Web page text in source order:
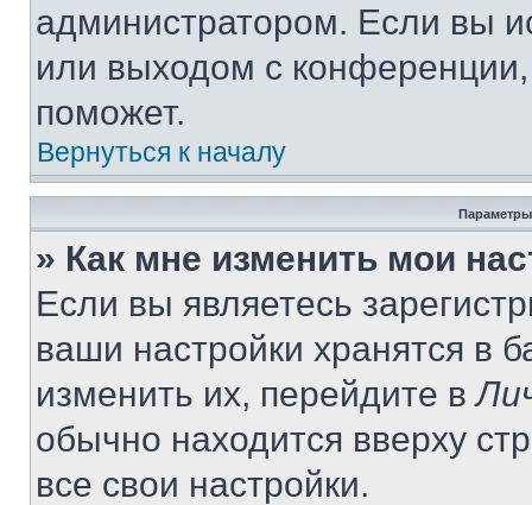
администратором. Если вы
или выходом с
поможет.
Вернуться к началу
Параметры
» Как мне изменить мои
Если вы являетесь
ваши настройки хранятся в
изменить их, перейдите в
обычно находится вверху
все свои настройки.